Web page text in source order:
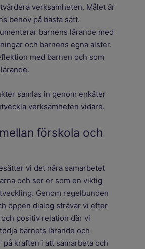
verksamheten. Målet är
behov på bästa sätt.
barnens lärande med
och barnens egna alster.
med barnen och som
samlas in genom enkäter
verksamheten vidare.
förskola och
vi det nära samarbetet
och ser er som en viktig
Genom regelbunden
öppen dialog strävar vi efter
positiv relation där vi
barnets lärande och
på kraften i att samarbeta och